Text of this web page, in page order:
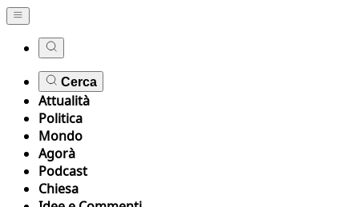
Cerca
Attualità
Politica
Mondo
Agorà
Podcast
Chiesa